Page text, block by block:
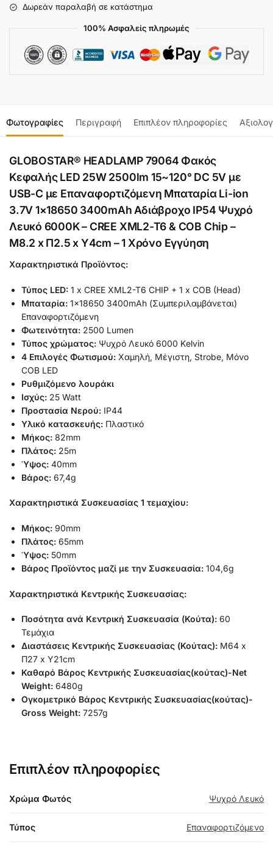
Δωρεάν παραλαβή σε κατάστημα
100% Ασφαλείς πληρωμές
Φωτογραφίες Περιγραφή Επιπλέον πληροφορίες
GLOBOSTAR® HEADLAMP 79064 Φακός
Κεφαλής LED 25W 2500lm 15~120° DC 5V με
USB-C με Επαναφορτιζόμενη Μπαταρία Li-ion
3.7V 1×18650 3400mAh Αδιάβροχο IP54 Ψυχρό
Λευκό 6000K – CREE XML2-T6 & COB Chip –
Μ8.2 x Π2.5 x Υ4cm – 1 Χρόνο Εγγύηση
Χαρακτηριστικά Προϊόντος:
Τύπος LED: 1 x CREE XML2-T6 CHIP + 1 x COB (Head)
Μπαταρία: 1×18650 3400mAh (Συμπεριλαμβάνεται)
Επαναφορτιζόμενη
Φωτεινότητα: 2500 Lumen
Τύπος χρώματος: Ψυχρό Λευκό 6000 Κelvin
4 Επιλογές Φωτισμού: Χαμηλή, Μέγιστη, Strobe, Μόνο
COB LED
Ρυθμιζόμενο λουράκι
Ισχύς: 25 Watt
Προστασία Νερού: IP44
Υλικό κατασκευής: Πλαστικό
Μήκος: 82mm
Πλάτος: 25m
Ύψος: 40mm
Βάρος: 67,4g
Χαρακτηριστικά Συσκευασίας 1 τεμαχίου:
Μήκος: 90mm
Πλάτος: 65mm
Ύψος: 50mm
Βάρος Προϊόντος μαζί με την Συσκευασία: 104,6g
Χαρακτηριστικά Κεντρικής Συσκευασίας:
Ποσότητα ανά Κεντρική Συσκευασία (Κούτα): 60
Τεμάχια
Διαστάσεις Κεντρικής Συσκευασίας (Κούτας): Μ64 x
Π27 x Υ21cm
Καθαρό Βάρος Κεντρικής Συσκευασίας(κούτας)-Net
Weight: 6480g
Ογκομετρικό Βάρος Κεντρικής Συσκευασίας(κούτας)-
Gross Weight: 7257g
Επιπλέον πληροφορίες
Χρώμα Φωτός Ψυχρό Λευκό
Τύπος Επαναφορτιζόμενο